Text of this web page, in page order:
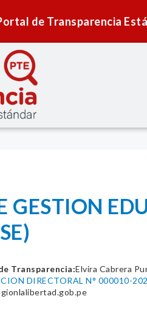
de Transparencia
GESTION
Transparencia:Elvira Cabrera
DIRECTORAL N° 000010-